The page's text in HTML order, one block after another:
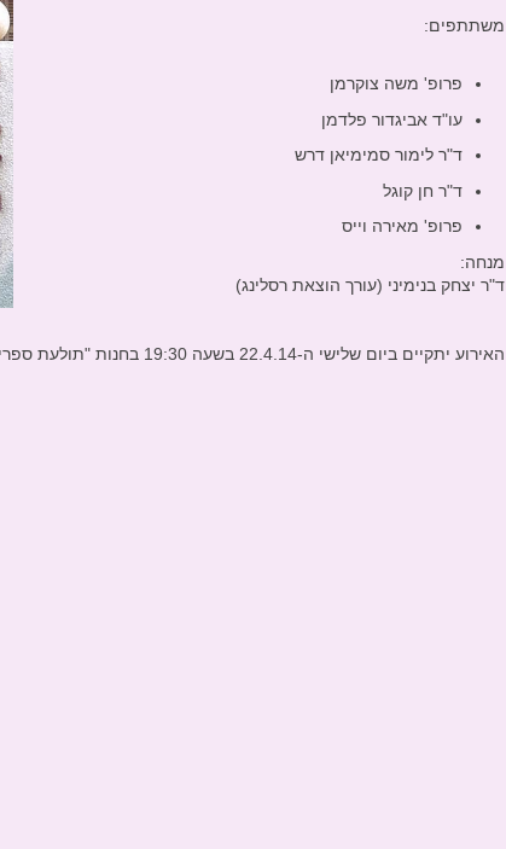
משתתפים:
פרופ' משה צוקרמן
עו"ד אביגדור פלדמן
ד"ר לימור סמימיאן דרש
ד"ר חן קוגל
פרופ' מאירה וייס
מנחה:
ד"ר יצחק בנימיני (עורך הוצאת רסלינג)
האירוע יתקיים ביום שלישי ה-22.4.14 בשעה 19:30 בחנות "תולעת ספרים" רח' מזא"ה 7, תל אביב